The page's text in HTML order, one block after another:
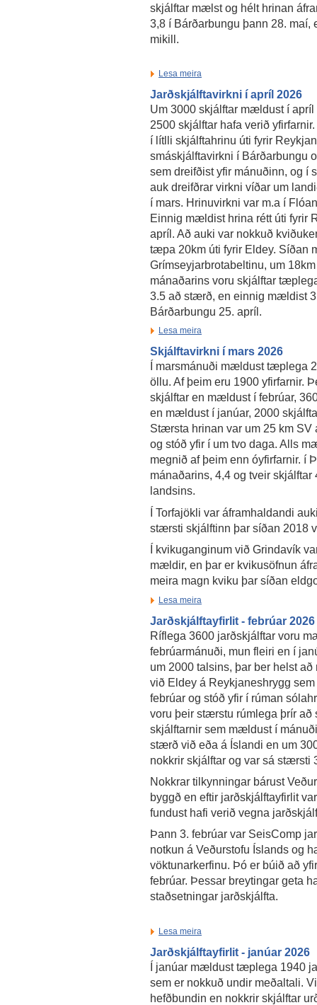
skjálftar mælst og hélt hrinan
3,8 í Bárðarbungu þann 28.
mikill.
Lesa meira
Jarðskjálftavirkni í apríl 2026
Um 3000 skjálftar mældust í apríl
2500 skjálftar hafa verið
í lítlli skjálftahrinu úti fyrir
smáskjálftavirkni í Bárðarbungu
sem dreifðist yfir mánuðinn, og í
auk dreifðrar virkni víðar um
í mars. Hrinuvirkni var m.a í
Einnig mældist hrina rétt úti fyrir
apríl. Að auki var nokkuð
tæpa 20km úti fyrir Eldey. Síðan
Grímseyjarbrotabeltinu, um
mánaðarins voru skjálftar
3.5 að stærð, en einnig mældist
Bárðarbungu 25. apríl.
Lesa meira
Skjálftavirkni í mars 2026
Í marsmánuði mældust tæplega
öllu. Af þeim eru 1900 yfirfarnir.
skjálftar en mældust í febrúar,
en mældust í janúar, 2000
Stærsta hrinan var um 25 km SV
og stóð yfir í um tvo daga. Alls
megnið af þeim enn óyfirfarnir. í
mánaðarins, 4,4 og tveir
landsins.
Í Torfajökli var áframhaldandi
stærsti skjálftinn þar síðan 2018
Í kvikuganginum við Grindavík
mældir, en þar er kvikusöfnun
meira magn kviku þar síðan
Lesa meira
Jarðskjálftayfirlit - febrúar 2026
Ríflega 3600 jarðskjálftar voru
febrúarmánuði, mun fleiri en í
um 2000 talsins, þar ber helst
við Eldey á Reykjaneshrygg
febrúar og stóð yfir í rúman
voru þeir stærstu rúmlega þrír
skjálftarnir sem mældust í
stærð við eða á Íslandi en um
nokkrir skjálftar og var sá stærsti
Nokkrar tilkynningar bárust
byggð en eftir jarðskjálftayfirlit
fundust hafi verið vegna
Þann 3. febrúar var SeisComp
notkun á Veðurstofu Íslands og
vöktunarkerfinu. Þó er búið að
febrúar. Þessar breytingar geta
staðsetningar jarðskjálfta.
Lesa meira
Jarðskjálftayfirlit - janúar 2026
Í janúar mældust tæplega 1940
sem er nokkuð undir meðaltali.
hefðbundin en nokkrir skjálftar